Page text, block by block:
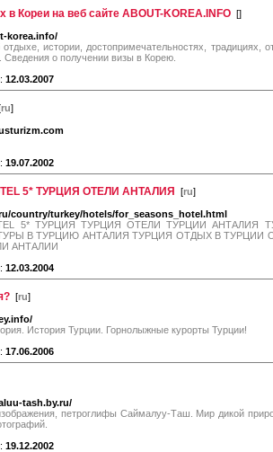
в Кореи на веб сайте ABOUT-KOREA.INFO []
korea.info/
истории, достопримечательностях, традициях,
Сведения о получении визы в Корею.
12.03.2007
ru]
19.07.2002
5* ТУРЦИЯ ОТЕЛИ АНТАЛИЯ [ru]
country/turkey/hotels/for_seasons_hotel.html
5* ТУРЦИЯ ТУРЦИЯ ОТЕЛИ ТУРЦИИ АНТАЛИЯ
В ТУРЦИЮ АНТАЛИЯ ТУРЦИЯ ОТДЫХ В ТУРЦИИ
АНТАЛИИ
12.03.2004
[ru]
История Турции. Горнолыжные курорты Турции!
17.06.2006
tash.by.ru/
петроглифы Саймалуу-Таш. Мир дикой
19.12.2002